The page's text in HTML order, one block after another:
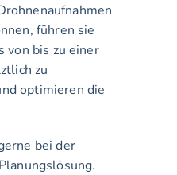
führen sie
von bis zu einer
zu
optimieren die
bei der